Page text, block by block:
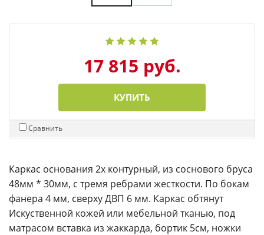
17 815 руб.
КУПИТЬ
Сравнить
Каркас основания 2х контурный, из соснового бруса
48мм * 30мм, с тремя ребрами жесткости. По бокам
фанера 4 мм, сверху ДВП 6 мм. Каркас обтянут
Искуственной кожей или мебельной тканью, под
матрасом вставка из жаккарда, бортик 5см, ножки